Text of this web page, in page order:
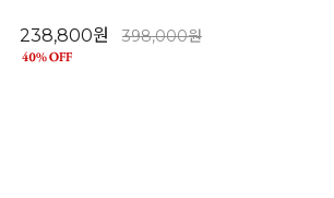
238,800원 398,000원